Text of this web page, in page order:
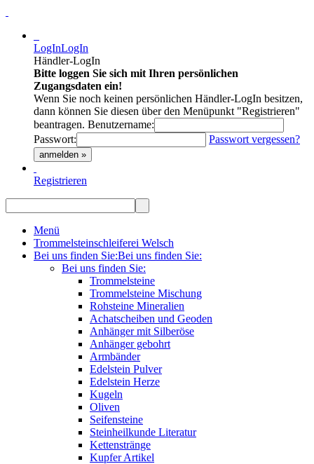
LogInLogIn
Händler-LogIn
Bitte loggen Sie sich mit Ihren persönlichen
Zugangsdaten ein!
Wenn Sie noch keinen persönlichen Händler-LogIn besitzen,
dann können Sie diesen über den Menüpunkt "Registrieren"
beantragen. Benutzername:
Passwort:
Passwort vergessen?
anmelden »
Registrieren
Menü
Trommelsteinschleiferei Welsch
Bei uns finden Sie:Bei uns finden Sie:
Bei uns finden Sie:
Trommelsteine
Trommelsteine Mischung
Rohsteine Mineralien
Achatscheiben und Geoden
Anhänger mit Silberöse
Anhänger gebohrt
Armbänder
Edelstein Pulver
Edelstein Herze
Kugeln
Oliven
Seifensteine
Steinheilkunde Literatur
Kettenstränge
Kupfer Artikel